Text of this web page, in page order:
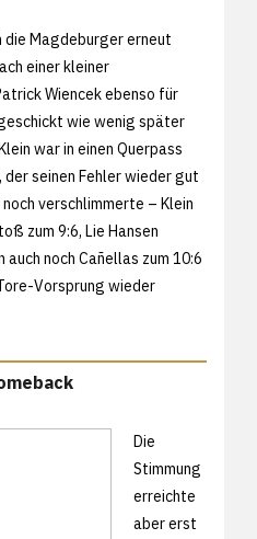
Magdeburger erneut
einer kleiner
Wiencek ebenso für
wie wenig später
war in einen Querpass
seinen Fehler wieder gut
verschlimmerte – Klein
zum 9:6, Lie Hansen
noch Cañellas zum 10:6
Vorsprung wieder
Die
Stimmung
erreichte
aber erst